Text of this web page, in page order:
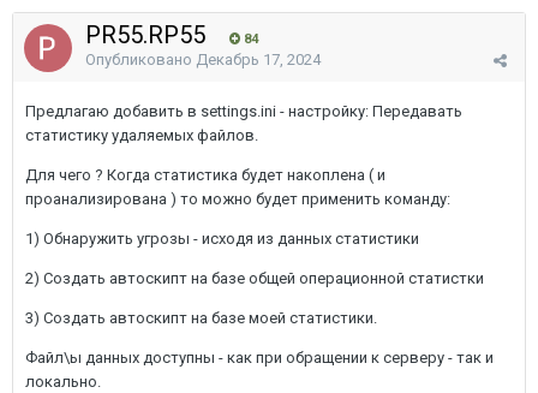
PR55.RP55 84
Опубликовано Декабрь 17, 2024
Предлагаю добавить в settings.ini - настройку: Передавать
статистику удаляемых файлов.
Для чего ? Когда статистика будет накоплена ( и
проанализирована ) то можно будет применить команду:
1) Обнаружить угрозы - исходя из данных статистики
2) Создать автоскипт на базе общей операционной статистки
3) Создать автоскипт на базе моей статистики.
Файл\ы данных доступны - как при обращении к серверу - так и
локально.